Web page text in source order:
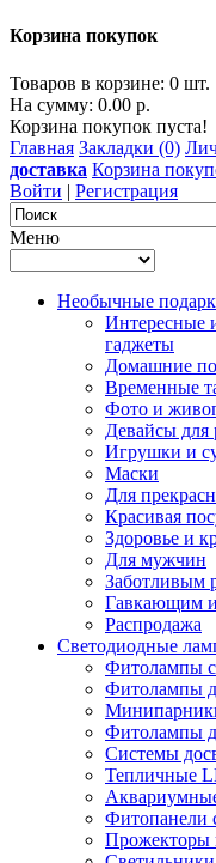
Корзина покупок
Товаров в корзине: 0 шт.
На сумму: 0.00 р.
Корзина покупок пуста!
Главная Закладки (0)
доставка Корзина
Войти | Регистрация
Меню
Необычные
Интересные
гаджеты
Домашние
Временные
Фото и
Девайсы для
Игрушки и
Маски
Для
Красивая
Здоровье и
Для мужчин
Заботливым
Гавкающим
Распродажа
Светодиодные
Фитолампы
Фитолампы
Фитолампы
Системы
Тепличные
Фитопанели
Прожекторы